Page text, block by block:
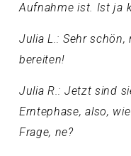
Aufnahme ist. Ist ja
Julia L.: Sehr
bereiten!
Julia R.: Jetzt sind
Erntephase, also,
Frage, ne?